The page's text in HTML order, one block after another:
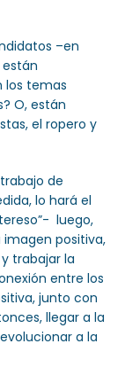
–en
los temas
O, están
el ropero y
de
lo hará el
luego,
positiva,
trabajar la
entre los
junto con
llegar a la
a la